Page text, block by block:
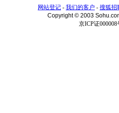
网站登记 - 我们的客户 - 搜狐招
Copyright © 2003
京ICP证